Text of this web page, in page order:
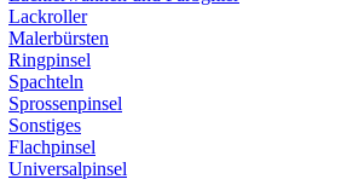
Lackroller
Malerbürsten
Ringpinsel
Spachteln
Sprossenpinsel
Sonstiges
Flachpinsel
Universalpinsel